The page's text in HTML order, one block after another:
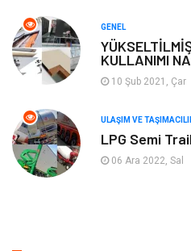
Aksesuar
Plastik
Ambalaj
Pazarlama
GENEL
KULLANIMI
10 Şub 2021, Çar
ULAŞIM VE
LPG Semi
06 Ara 2022, Sal